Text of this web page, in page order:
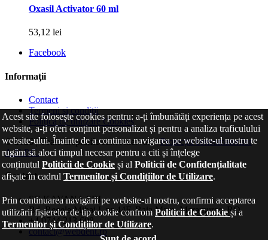
Oxasil Activator 60 ml
53,12 lei
Facebook
Informaţii
Contact
Termeni și condiții
Politica de utilizare Cookies
© 2026 | Toate drepturile sunt rezervate |Protecția consumatorilor
A.N.P.C.
Contact
SC KAYANA SRL
Bd. Regele Mihai I, nr 44F, Baia Mare, Maramureș, RO
+40744 213 698
contact@webdent.ro
Acest site folosește cookies pentru: a-ți îmbunătăți experiența pe acest
website, a-ți oferi conținut personalizat și pentru a analiza traficulului
website-ului. Înainte de a continua navigarea pe website-ul nostru te
rugăm să aloci timpul necesar pentru a citi și înțelege
conținutul Politicii de Cookie și al Politicii de Confidențialitate
afișate în cadrul Termenilor și Condițiilor de Utilizare.
Prin continuarea navigării pe website-ul nostru, confirmi acceptarea
utilizării fișierelor de tip cookie confrom Politicii de Cookieși a
Termenilor și Condițiilor de Utilizare.